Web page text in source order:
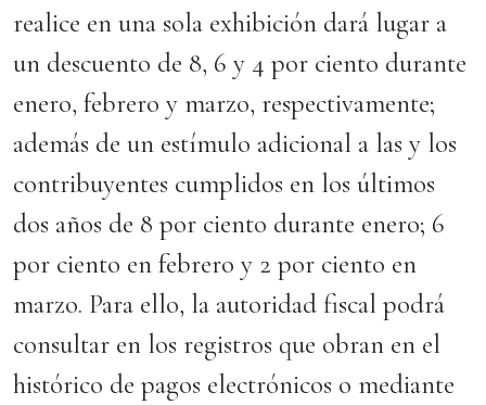
realice en una sola exhibición dará lugar a
un descuento de 8, 6 y 4 por ciento durante
enero, febrero y marzo, respectivamente;
además de un estímulo adicional a las y los
contribuyentes cumplidos en los últimos
dos años de 8 por ciento durante enero; 6
por ciento en febrero y 2 por ciento en
marzo. Para ello, la autoridad fiscal podrá
consultar en los registros que obran en el
histórico de pagos electrónicos o mediante